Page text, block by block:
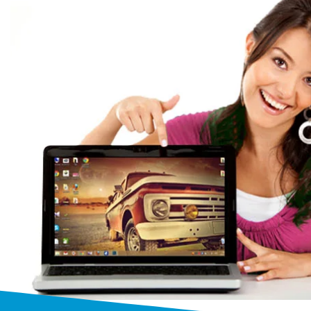
Ремонт
профессия
Мы выполняем ремонт
моделей и производителей